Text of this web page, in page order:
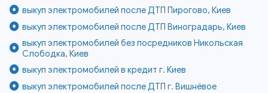
выкуп электромобилей после ДТП Пирогово, Киев
выкуп электромобилей после ДТП Виноградарь, Киев
выкуп электромобилей без посредников Никольская
Слободка, Киев
выкуп электромобилей в кредит г. Киев
выкуп электромобилей после ДТП г. Вишнёвое